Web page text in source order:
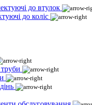
до втулок
до коліс